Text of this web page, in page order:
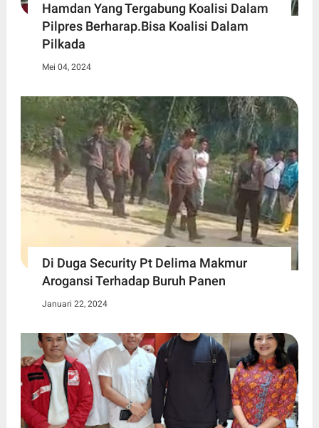
Hamdan Yang Tergabung Koalisi Dalam
Pilpres Berharap.Bisa Koalisi Dalam
Pilkada
Mei 04, 2024
Di Duga Security Pt Delima Makmur
Arogansi Terhadap Buruh Panen
Januari 22, 2024